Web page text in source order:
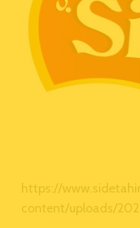
https://
content/uploads/